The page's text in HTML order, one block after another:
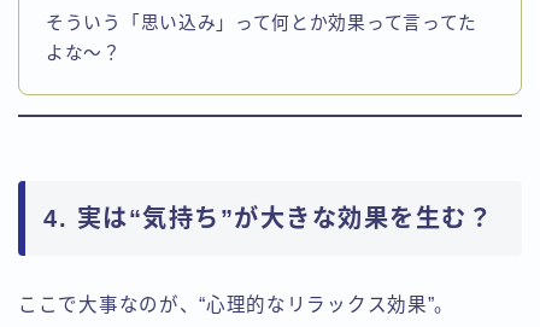
そういう「思い込み」って何とか効果って言ってた
よな～？
4. 実は“気持ち”が大きな効果を生む？
ここで大事なのが、“心理的なリラックス効果”。